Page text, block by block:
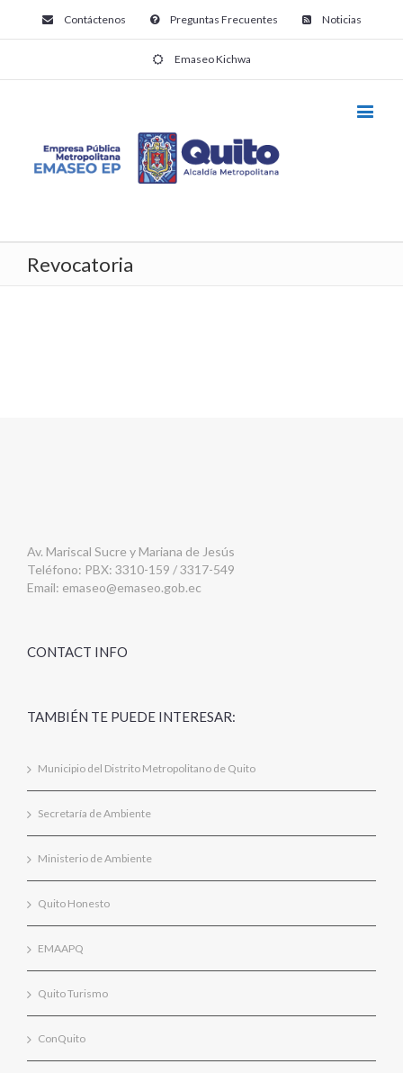
Contáctenos Preguntas Frecuentes Noticias
Emaseo Kichwa
Revocatoria
Av. Mariscal Sucre y Mariana de Jesús
Teléfono: PBX: 3310-159 / 3317-549
Email: emaseo@emaseo.gob.ec
CONTACT INFO
TAMBIÉN TE PUEDE INTERESAR:
Municipio del Distrito Metropolitano de Quito
Secretaría de Ambiente
Ministerio de Ambiente
Quito Honesto
EMAAPQ
Quito Turismo
ConQuito